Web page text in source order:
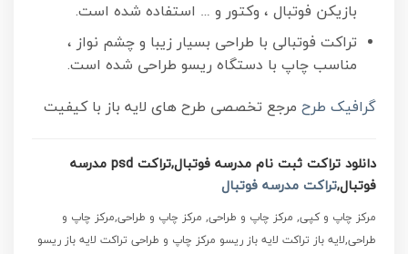
بازیکن فوتبال ، وکتور و … استفاده شده است.
تراکت فوتبالی با طراحی بسیار زیبا و چشم نواز ،
مناسب چاپ با دستگاه ریسو طراحی شده است.
گرافیک طرح مرجع تخصصی طرح های لایه باز با کیفیت
دانلود تراکت ثبت نام مدرسه فوتبال,تراکت psd مدرسه
فوتبال,تراکت مدرسه فوتبال
مرکز چاپ و کپی, مرکز چاپ و طراحی, مرکز چاپ و طراحی,مرکز چاپ و
طراحی,لایه باز تراکت لایه باز ریسو مرکز چاپ و طراحی تراکت لایه باز ریسو